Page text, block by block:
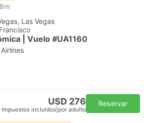
Las Vegas
| Vuelo #UA1160
USD 276
Impuestos incluidos por adulto
Reservar